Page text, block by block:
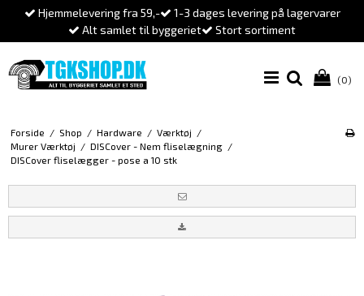
Hjemmelevering fra 59,-
1-3 dages levering på lagervarer
Alt samlet til byggeriet
Stort sortiment
(0)
Forside / Shop / Hardware / Værktøj /
Murer Værktøj / DISCover - Nem fliselægning /
DISCover fliselægger - pose a 10 stk